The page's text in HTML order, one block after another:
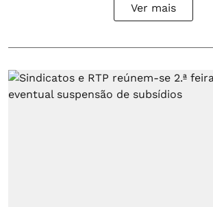
Ver mais